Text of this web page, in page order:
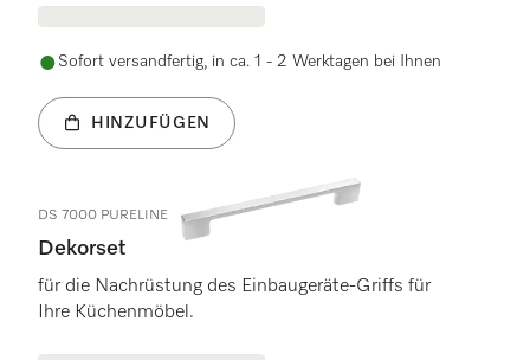
Sofort versandfertig, in ca. 1 - 2 Werktagen bei Ihnen
HINZUFÜGEN
DS 7000 PURELINE
Dekorset
für die Nachrüstung des Einbaugeräte-Griffs für
Ihre Küchenmöbel.